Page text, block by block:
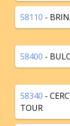
58110 -
58400 -
58340 -
TOUR